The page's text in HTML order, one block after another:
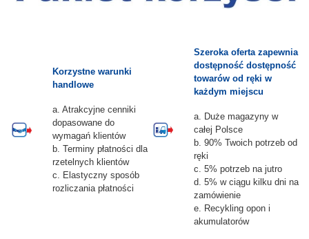
Korzystne warunki
handlowe
a. Atrakcyjne cenniki
dopasowane do
wymagań klientów
b. Terminy płatności dla
rzetelnych klientów
c. Elastyczny sposób
rozliczania płatności
Szeroka oferta zapewnia
dostępność dostępność
towarów od ręki w
każdym miejscu
a. Duże magazyny w
całej Polsce
b. 90% Twoich potrzeb od
ręki
c. 5% potrzeb na jutro
d. 5% w ciągu kilku dni na
zamówienie
e. Recykling opon i
akumulatorów